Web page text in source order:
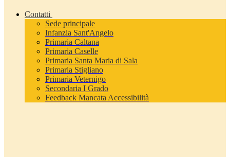
Contatti
Sede principale
Infanzia Sant'Angelo
Primaria Caltana
Primaria Caselle
Primaria Santa Maria di Sala
Primaria Stigliano
Primaria Veternigo
Secondaria I Grado
Feedback Mancata Accessibilità